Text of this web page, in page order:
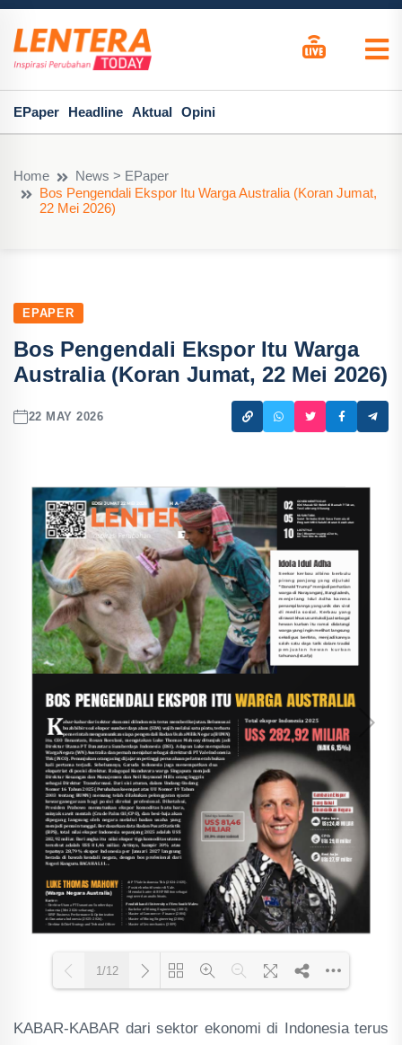
EPaper Headline Aktual Opini
Home
News > EPaper
Bos Pengendali Ekspor Itu Warga Australia (Koran Jumat,
22 Mei 2026)
EPAPER
Bos Pengendali Ekspor Itu Warga
Australia (Koran Jumat, 22 Mei 2026)
22 MAY 2026
Loading PDF 51% ...
1/12
KABAR-KABAR dari sektor ekonomi di Indonesia terus